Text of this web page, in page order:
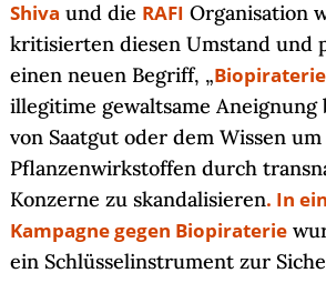
Shiva und die RAFI Organisation
kritisierten diesen Umstand und
einen neuen Begriff, „Biopiraterie
illegitime gewaltsame Aneignung
von Saatgut oder dem Wissen um
Pflanzenwirkstoffen durch
Konzerne zu skandalisieren. In
Kampagne gegen Biopiraterie
ein Schlüsselinstrument zur